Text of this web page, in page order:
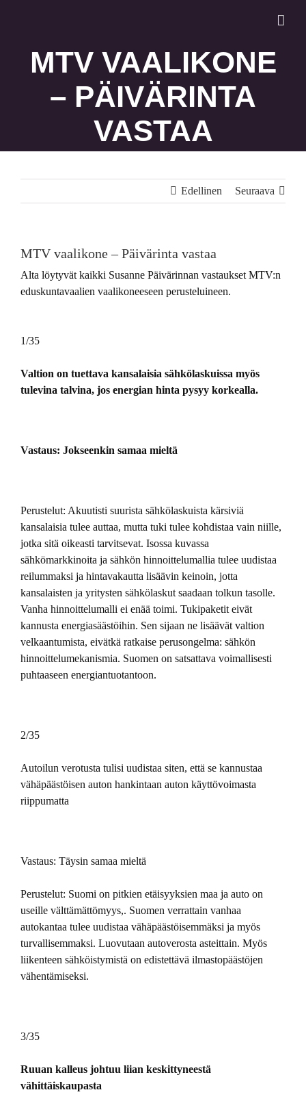
MTV VAALIKONE
– PÄIVÄRINTA
VASTAA
Edellinen Seuraava
MTV vaalikone – Päivärinta vastaa
Alta löytyvät kaikki Susanne Päivärinnan vastaukset MTV:n
eduskuntavaalien vaalikoneeseen perusteluineen.
1/35
Valtion on tuettava kansalaisia sähkölaskuissa myös
tulevina talvina, jos energian hinta pysyy korkealla.
Vastaus: Jokseenkin samaa mieltä
Perustelut: Akuutisti suurista sähkölaskuista kärsiviä
kansalaisia tulee auttaa, mutta tuki tulee kohdistaa vain niille,
jotka sitä oikeasti tarvitsevat. Isossa kuvassa
sähkömarkkinoita ja sähkön hinnoittelumallia tulee uudistaa
reilummaksi ja hintavakautta lisäävin keinoin, jotta
kansalaisten ja yritysten sähkölaskut saadaan tolkun tasolle.
Vanha hinnoittelumalli ei enää toimi. Tukipaketit eivät
kannusta energiasäästöihin. Sen sijaan ne lisäävät valtion
velkaantumista, eivätkä ratkaise perusongelma: sähkön
hinnoittelumekanismia. Suomen on satsattava voimallisesti
puhtaaseen energiantuotantoon.
2/35
Autoilun verotusta tulisi uudistaa siten, että se kannustaa
vähäpäästöisen auton hankintaan auton käyttövoimasta
riippumatta
Vastaus: Täysin samaa mieltä
Perustelut: Suomi on pitkien etäisyyksien maa ja auto on
useille välttämättömyys,. Suomen verrattain vanhaa
autokantaa tulee uudistaa vähäpäästöisemmäksi ja myös
turvallisemmaksi. Luovutaan autoverosta asteittain. Myös
liikenteen sähköistymistä on edistettävä ilmastopäästöjen
vähentämiseksi.
3/35
Ruuan kalleus johtuu liian keskittyneestä
vähittäiskaupasta